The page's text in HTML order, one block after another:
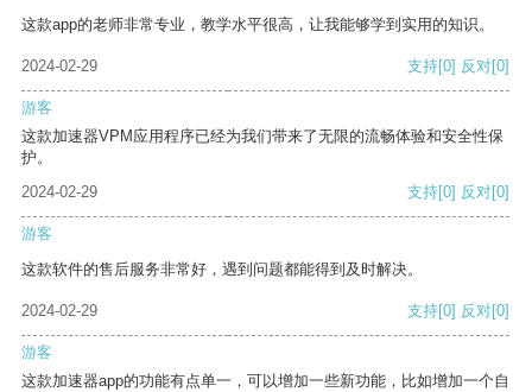
这款app的老师非常专业，教学水平很高，让我能够学到实用的知识。
2024-02-29 支持[0] 反对[0]
游客
这款加速器VPM应用程序已经为我们带来了无限的流畅体验和安全性保
护。
2024-02-29
支持[0] 反对[0]
游客
这款软件的售后服务非常好，遇到问题都能得到及时解决。
2024-02-29 支持[0] 反对[0]
游客
这款加速器app的功能有点单一，可以增加一些新功能，比如增加一个自